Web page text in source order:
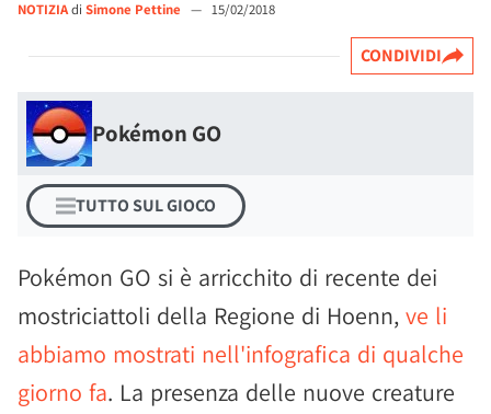
NOTIZIAdi Simone Pettine — 15/02/2018
CONDIVIDI
Pokémon GO
TUTTO SUL GIOCO
Pokémon GO si è arricchito di recente dei
mostriciattoli della Regione di Hoenn, ve li
abbiamo mostrati nell'infografica di qualche
giorno fa. La presenza delle nuove creature